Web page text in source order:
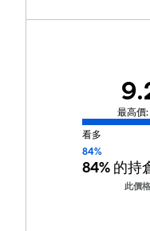
最高價:
看多
84%
84%的持
此價